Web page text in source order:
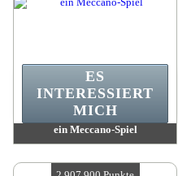
ein Meccano-Spiel
Verfügbare Menge:4
ES
INTERESSIERT
MICH